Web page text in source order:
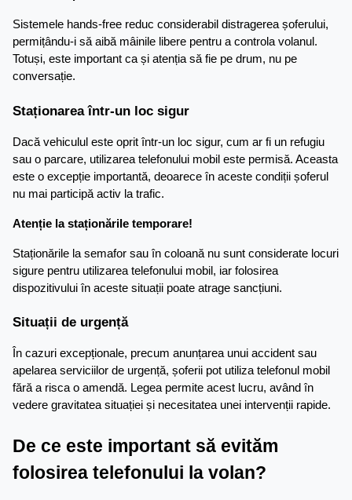
Sistemele hands-free reduc considerabil distragerea șoferului,
permițându-i să aibă mâinile libere pentru a controla volanul.
Totuși, este important ca și atenția să fie pe drum, nu pe
conversație.
Staționarea într-un loc sigur
Dacă vehiculul este oprit într-un loc sigur, cum ar fi un refugiu
sau o parcare, utilizarea telefonului mobil este permisă. Aceasta
este o excepție importantă, deoarece în aceste condiții șoferul
nu mai participă activ la trafic.
Atenție la staționările temporare!
Staționările la semafor sau în coloană nu sunt considerate locuri
sigure pentru utilizarea telefonului mobil, iar folosirea
dispozitivului în aceste situații poate atrage sancțiuni.
Situații de urgență
În cazuri excepționale, precum anunțarea unui accident sau
apelarea serviciilor de urgență, șoferii pot utiliza telefonul mobil
fără a risca o amendă. Legea permite acest lucru, având în
vedere gravitatea situației și necesitatea unei intervenții rapide.
De ce este important să evităm
folosirea telefonului la volan?